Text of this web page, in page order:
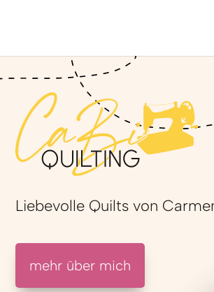
Liebevolle Quilts von
mehr über mich